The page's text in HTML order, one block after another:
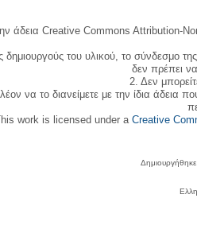
άδεια Creative Commons Attribution-
δημιουργούς του υλικού, το
δεν πρέπει
2. Δεν
να το διανείμετε με την ίδια άδεια
work is licensed under a Creative